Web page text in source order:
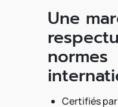
Une
normes
Certifiés